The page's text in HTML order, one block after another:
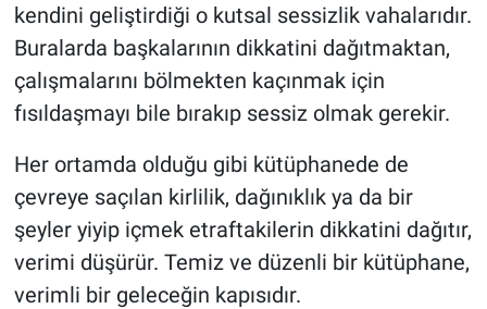
kendini geliştirdiği o kutsal sessizlik vahalarıdır.
Buralarda başkalarının dikkatini dağıtmaktan,
çalışmalarını bölmekten kaçınmak için
fısıldaşmayı bile bırakıp sessiz olmak gerekir.
Her ortamda olduğu gibi kütüphanede de
çevreye saçılan kirlilik, dağınıklık ya da bir
şeyler yiyip içmek etraftakilerin dikkatini dağıtır,
verimi düşürür. Temiz ve düzenli bir kütüphane,
verimli bir geleceğin kapısıdır.
Siyaset
Teknoloji
Astroloji-Rüya